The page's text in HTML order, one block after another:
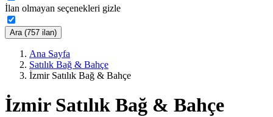
İlan olmayan seçenekleri gizle
Ara (757 ilan)
Ana Sayfa
Satılık Bağ & Bahçe
İzmir Satılık Bağ & Bahçe
İzmir Satılık Bağ & Bahçe